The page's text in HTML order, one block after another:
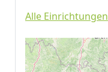
Alle Einrichtungen